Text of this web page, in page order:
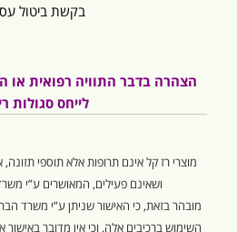
בקשת ביטול
הצהרה בדבר התוויה רפואית או
לייחס סגולות
מוצרי רז קל אינם תרופות אלא תוספי
ושאינם פעילים, המאושרים ע”י
מובהר בזאת, כי האישור שניתן ע”י משרד
השימוש ברכיבים אלה, וכי אין מדובר